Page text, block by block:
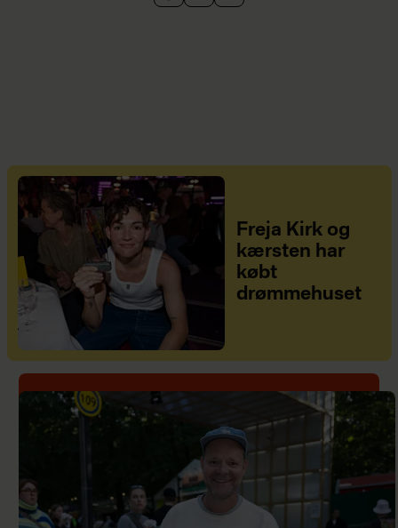
Freja Kirk og
kærsten har
købt
drømmehuset